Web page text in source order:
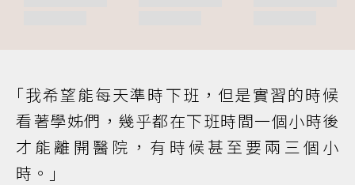
｢我希望能每天準時下班，但是實習的時候
看著學姊們，幾乎都在下班時間一個小時後
才能離開醫院，有時候甚至要兩三個小
時。｣